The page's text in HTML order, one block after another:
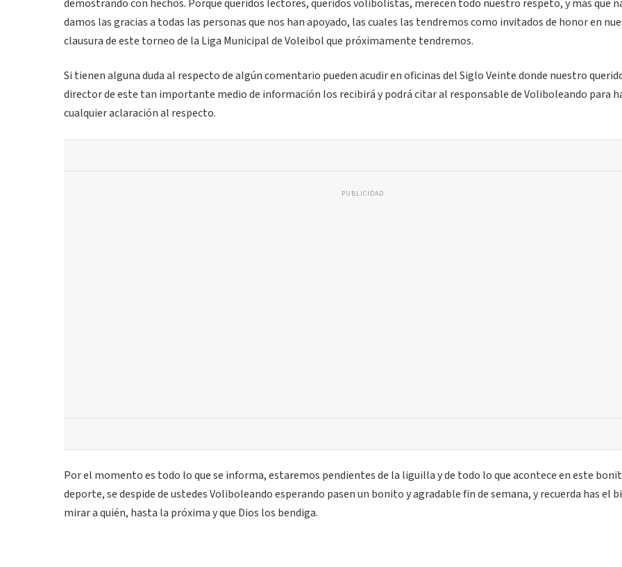
demostrando con hechos. Porque queridos lectores, queridos volibolistas, merecen todo nuestro respeto, y más que
damos las gracias a todas las personas que nos han apoyado, las cuales las tendremos como invitados de honor en
clausura de este torneo de la Liga Municipal de Voleibol que próximamente tendremos.
Si tienen alguna duda al respecto de algún comentario pueden acudir en oficinas del Siglo Veinte donde nuestro
director de este tan importante medio de información los recibirá y podrá citar al responsable de Voliboleando para
cualquier aclaración al respecto.
PUBLICIDAD
Por el momento es todo lo que se informa, estaremos pendientes de la liguilla y de todo lo que acontece en este
deporte, se despide de ustedes Voliboleando esperando pasen un bonito y agradable fin de semana, y recuerda has el
mirar a quién, hasta la próxima y que Dios los bendiga.